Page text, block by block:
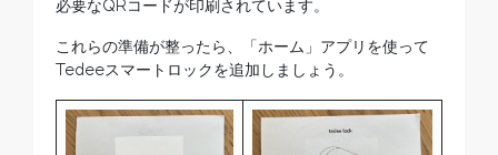
必要なQRコードが印刷されています。
これらの準備が整ったら、「ホーム」アプリを使って
Tedeeスマートロックを追加しましょう。